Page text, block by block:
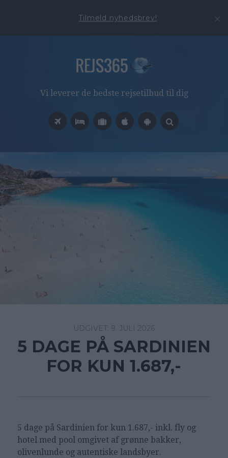
Tilmeld nyhedsbrev!
Vi leverer de bedste rejsetilbud til dig
9. JULI 2026
5 DAGE PÅ SARDINIEN
FOR KUN 1.687,-
5 dage på Sardinien for kun 1.687,- inkl. fly og
hotel med pool omgivet af grønne bakker,
olivenlunde og autentiske landsbyer.